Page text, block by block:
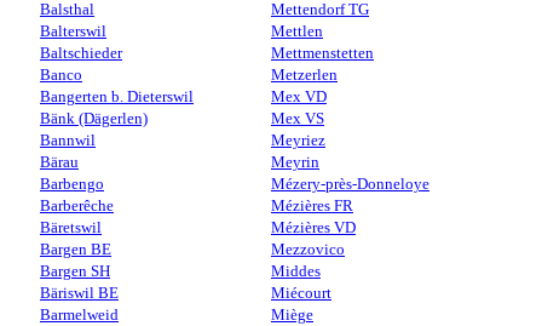
Balsthal
Balterswil
Baltschieder
Banco
Bangerten b. Dieterswil
Bänk (Dägerlen)
Bannwil
Bärau
Barbengo
Barberêche
Bäretswil
Bargen BE
Bargen SH
Bäriswil BE
Barmelweid
Mettendorf TG
Mettlen
Mettmenstetten
Metzerlen
Mex VD
Mex VS
Meyriez
Meyrin
Mézery-près-Donneloye
Mézières FR
Mézières VD
Mezzovico
Middes
Miécourt
Miège